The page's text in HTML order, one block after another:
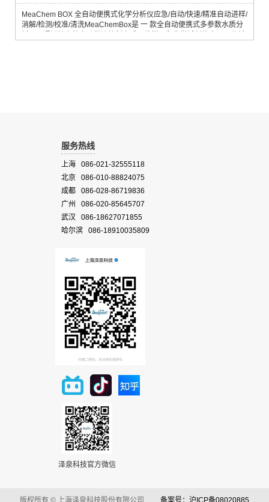
MeaChem BOX 全自动便携式化学分析仪应急/自动/快速/精准自动进样/
消解/检测/校准/清洗MeaChemBox是 ⼀ 款全⾃动便携式多参数⽔质分
服务热线
上海 086-021-32555118
北京 086-010-88824075
成都 086-028-86719836
广州 086-020-85645707
武汉 086-18627071855
哈尔滨 086-18910035809
泽泉科技官方微信
版权所有 © 上海泽泉科技股份有限公司 备案号：沪ICP备08020885